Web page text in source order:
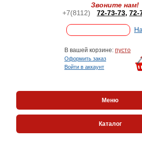
Звоните нам!
+7(8112)
72-73-73, 72-
В вашей корзине: пусто
Оформить заказ
Войти в аккаунт
Меню
Каталог